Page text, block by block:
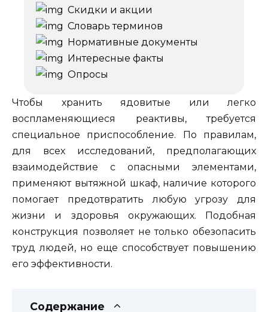
Скидки и акции
Словарь терминов
Нормативные документы
Интересные факты
Опросы
Чтобы хранить ядовитые или легко
воспламеняющиеся реактивы, требуется
специальное приспособление. По правилам,
для всех исследований, предполагающих
взаимодействие с опасными элементами,
применяют вытяжной шкаф, наличие которого
помогает предотвратить любую угрозу для
жизни и здоровья окружающих. Подобная
конструкция позволяет не только обезопасить
труд людей, но еще способствует повышению
его эффективности.
Содержание